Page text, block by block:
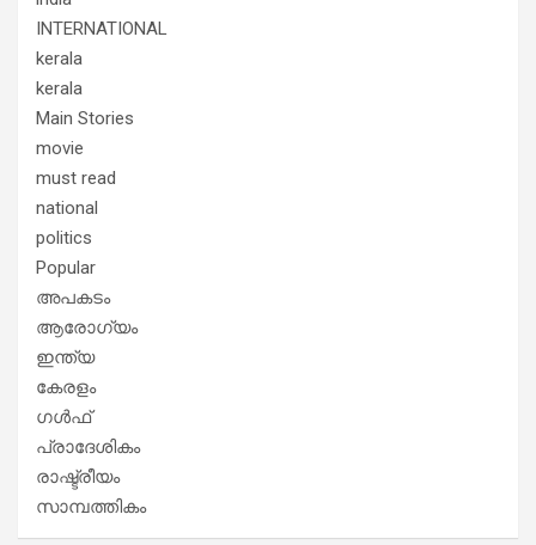
INTERNATIONAL
kerala
kerala
Main Stories
movie
must read
national
politics
Popular
അപകടം
ആരോഗ്യം
ഇന്ത്യ
കേരളം
ഗൾഫ്
പ്രാദേശികം
രാഷ്ട്രീയം
സാമ്പത്തികം